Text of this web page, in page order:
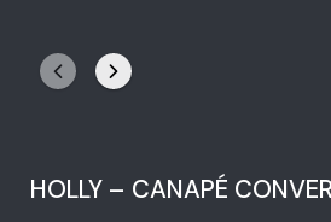
HOLLY – CANAPÉ